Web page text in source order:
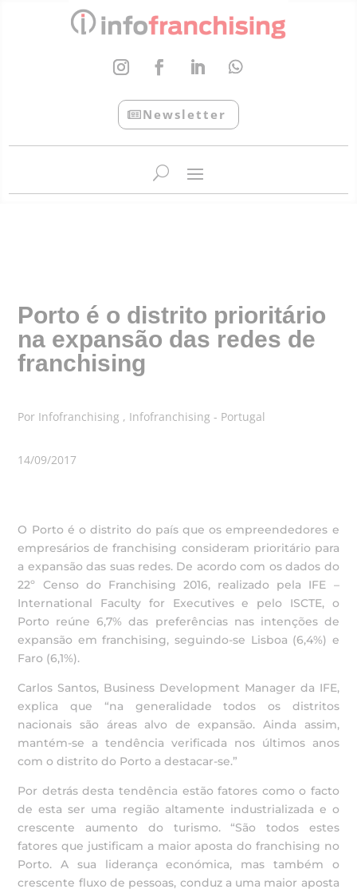
Newsletter
Porto é o distrito prioritário
na expansão das redes de
franchising
Por Infofranchising , Infofranchising - Portugal
14/09/2017
O Porto é o distrito do país que os empreendedores e
empresários de franchising consideram prioritário para
a expansão das suas redes. De acordo com os dados do
22º Censo do Franchising 2016, realizado pela IFE –
International Faculty for Executives e pelo ISCTE, o
Porto reúne 6,7% das preferências nas intenções de
expansão em franchising, seguindo-se Lisboa (6,4%) e
Faro (6,1%).
Carlos Santos, Business Development Manager da IFE,
explica que “na generalidade todos os distritos
nacionais são áreas alvo de expansão. Ainda assim,
mantém-se a tendência verificada nos últimos anos
com o distrito do Porto a destacar-se.”
Por detrás desta tendência estão fatores como o facto
de esta ser uma região altamente industrializada e o
crescente aumento do turismo. “São todos estes
fatores que justificam a maior aposta do franchising no
Porto. A sua liderança económica, mas também o
crescente fluxo de pessoas, conduz a uma maior aposta